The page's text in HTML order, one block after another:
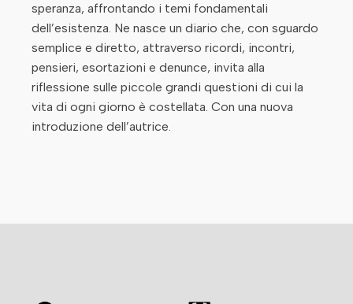
speranza, affrontando i temi fondamentali
dell’esistenza. Ne nasce un diario che, con sguardo
semplice e diretto, attraverso ricordi, incontri,
pensieri, esortazioni e denunce, invita alla
riflessione sulle piccole grandi questioni di cui la
vita di ogni giorno è costellata. Con una nuova
introduzione dell’autrice.